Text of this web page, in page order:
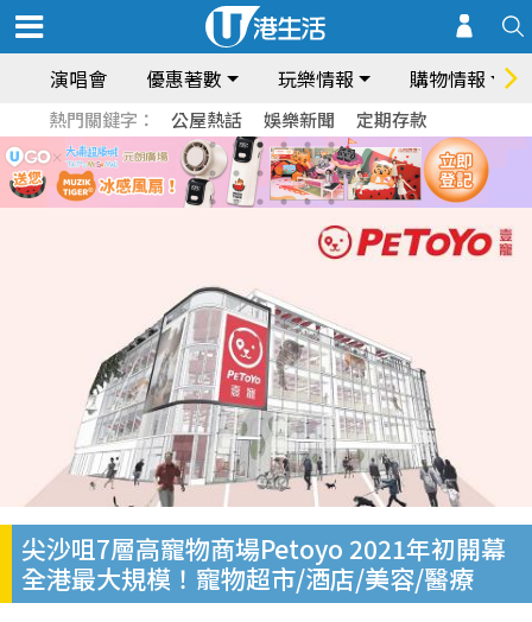
演唱會 優惠著數 玩樂情報 購物情報
熱門關鍵字： 公屋熱話 娛樂新聞 定期存款
尖沙咀7層高寵物商場Petoyo 2021年初開幕
全港最大規模！寵物超市/酒店/美容/醫療